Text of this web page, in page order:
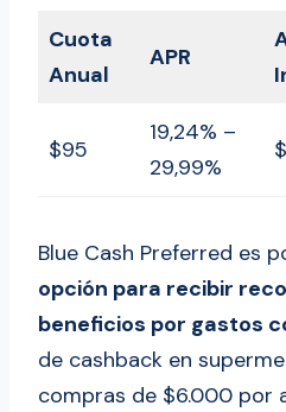
Cuota
Anual
APR
$95
19,24% –
29,99%
Blue Cash Preferred es
opción para recibir
beneficios por gastos
de cashback en
compras de $6.000 por